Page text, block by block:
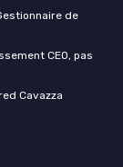
de
CEO, pas
Cavazza